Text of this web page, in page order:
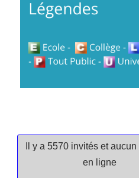
Il y a 5570 invités et
en ligne